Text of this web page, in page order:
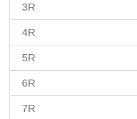
3R
4R
5R
6R
7R